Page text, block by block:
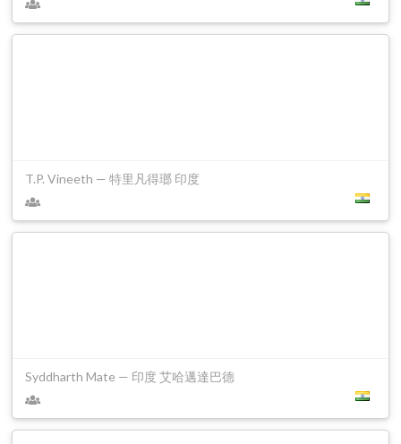
T.P. Vineeth — 特里凡得瑯 印度
Syddharth Mate — 印度 艾哈邁達巴德